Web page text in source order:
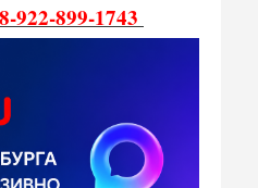
8-922-899-1743